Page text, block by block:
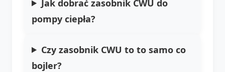
Jak dobrać zasobnik CWU do
pompy ciepła?
Czy zasobnik CWU to to samo co
bojler?